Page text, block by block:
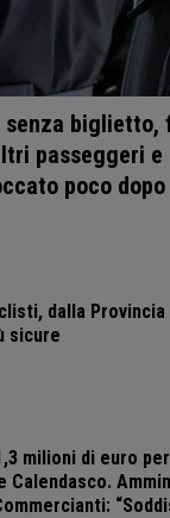
biglietto,
passeggeri e
poco dopo
dalla Provincia
sicure
milioni di euro
Calendasco.